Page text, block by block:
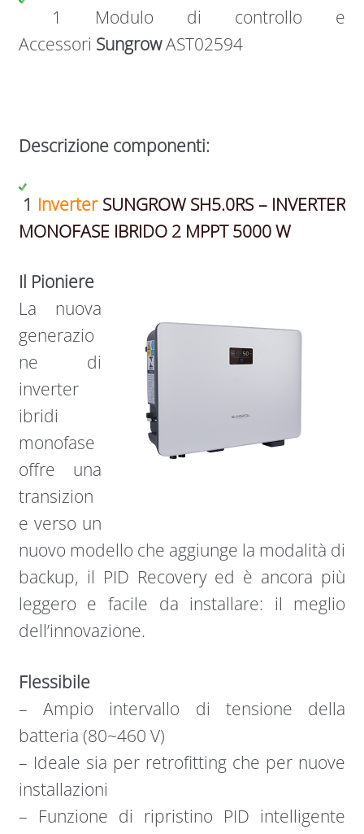
1 Modulo di controllo e
Accessori SungrowAST02594
Descrizione componenti:
1 Inverter SUNGROW SH5.0RS – INVERTER
MONOFASE IBRIDO 2 MPPT 5000 W
Il Pioniere
La nuova
generazio
ne di
inverter
ibridi
monofase
offre una
transizion
e verso un
nuovo modello che aggiunge la modalità di
backup, il PID Recovery ed è ancora più
leggero e facile da installare: il meglio
dell’innovazione.
Flessibile
– Ampio intervallo di tensione della
batteria (80~460 V)
– Ideale sia per retrofitting che per nuove
installazioni
– Funzione di ripristino PID intelligente